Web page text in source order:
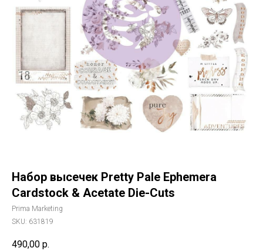
Набор высечек Pretty Pale Ephemera
Cardstock & Acetate Die-Cuts
Prima Marketing
SKU: 631819
490,00 р.